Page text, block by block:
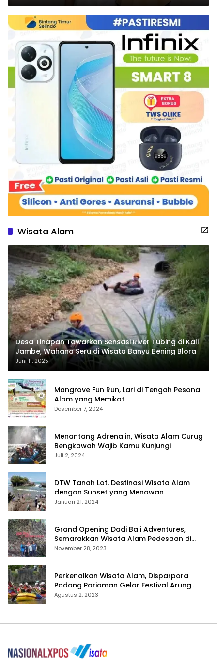
Wisata Alam
Desa Tinapan Tawarkan Sensasi River Tubing di Kali
Jambe, Wahana Seru di Wisata Banyu Bening Blora
Juni 11, 2025
Mangrove Fun Run, Lari di Tengah Pesona
Alam yang Memikat
Desember 7, 2024
Menantang Adrenalin, Wisata Alam Curug
Bengkawah Wajib Kamu Kunjungi
Juli 2, 2024
DTW Tanah Lot, Destinasi Wisata Alam
dengan Sunset yang Menawan
Januari 21, 2024
Grand Opening Dadi Bali Adventures,
Semarakkan Wisata Alam Pedesaan di
Payangan
November 28, 2023
Perkenalkan Wisata Alam, Disparpora
Padang Pariaman Gelar Festival Arung
Jeram Tingkat SMA
Agustus 2, 2023